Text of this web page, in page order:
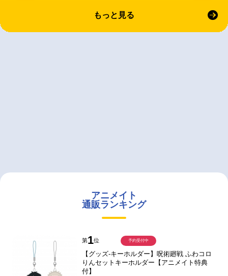
もっと見る
アニメイト
通販ランキング
第1位
【グッズ-キーホルダー】呪術廻戦 ふわコロ
りんセットキーホルダー【アニメイト特典
付】
予約受付中